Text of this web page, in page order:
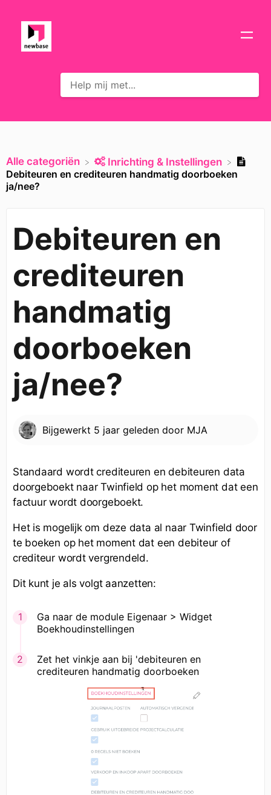
Alle categoriën
​Inrichting & Instellingen
Debiteuren en crediteuren handmatig doorboeken
ja/nee?
Debiteuren en
crediteuren
handmatig
doorboeken
ja/nee?
Bijgewerkt 5 jaar geleden door MJA
Standaard wordt crediteuren en debiteuren data
doorgeboekt naar Twinfield op het moment dat een
factuur wordt doorgeboekt.
Het is mogelijk om deze data al naar Twinfield door
te boeken op het moment dat een debiteur of
crediteur wordt vergrendeld.
Dit kunt je als volgt aanzetten:
Ga naar de module Eigenaar > Widget
Boekhoudinstellingen
Zet het vinkje aan bij 'debiteuren en
crediteuren handmatig doorboeken